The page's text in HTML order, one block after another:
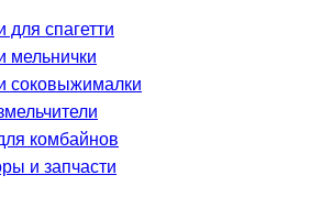
для спагетти
мельнички
соковыжималки
комбайнов
и запчасти